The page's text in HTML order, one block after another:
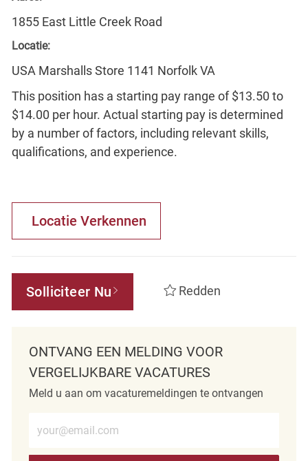
1855 East Little Creek Road
Locatie:
USA Marshalls Store 1141 Norfolk VA
This position has a starting pay range of $13.50 to
$14.00 per hour. Actual starting pay is determined
by a number of factors, including relevant skills,
qualifications, and experience.
Locatie Verkennen
Solliciteer Nu Redden
ONTVANG EEN MELDING VOOR
VERGELIJKBARE VACATURES
Meld u aan om vacaturemeldingen te ontvangen